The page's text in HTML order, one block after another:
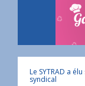
Le SYTRAD a
syndical